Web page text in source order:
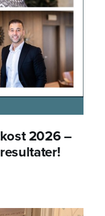
2026 –